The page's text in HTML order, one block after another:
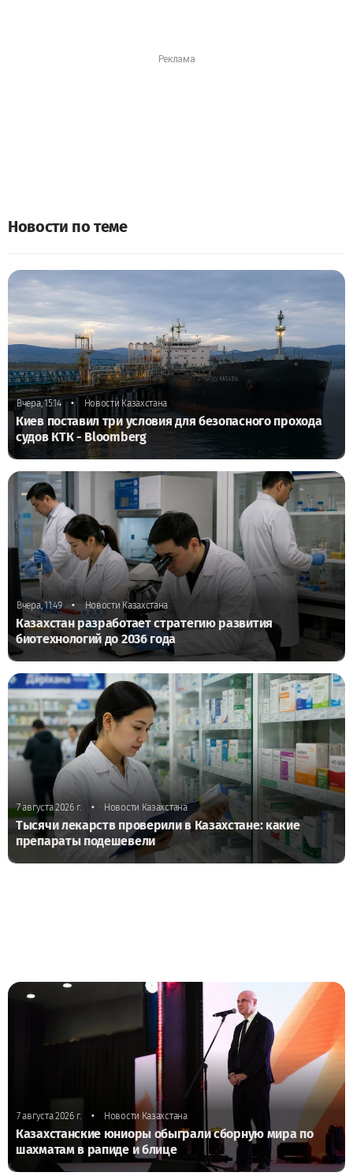
Новости по теме
Вчера, 15:14 • Новости Казахстана
Киев поставил три условия для безопасного прохода
судов КТК - Bloomberg
Вчера, 11:49 • Новости Казахстана
Казахстан разработает стратегию развития
биотехнологий до 2036 года
7 августа 2026 г. • Новости Казахстана
Тысячи лекарств проверили в Казахстане: какие
препараты подешевели
7 августа 2026 г. • Новости Казахстана
Казахстанские юниоры обыграли сборную мира по
шахматам в рапиде и блице